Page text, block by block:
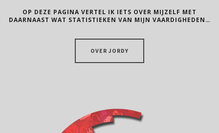
OP DEZE PAGINA VERTEL IK IETS OVER MIJZELF MET
DAARNAAST WAT STATISTIEKEN VAN MIJN VAARDIGHEDEN…
OVER JORDY